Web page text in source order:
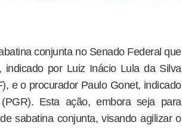
conjunta no Senado Federal que
por Luiz Inácio Lula da Silva
e o procurador Paulo Gonet, indicado
Esta ação, embora seja para
sabatina conjunta, visando agilizar o